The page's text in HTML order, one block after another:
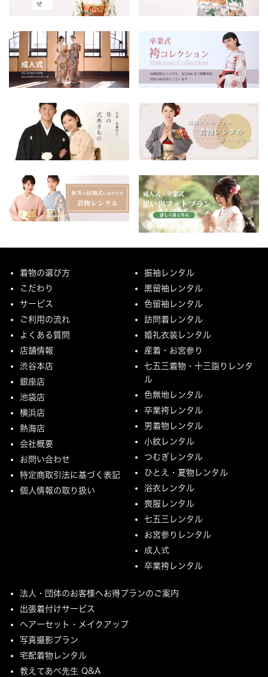
着物の選び方
こだわり
サービス
ご利用の流れ
よくある質問
店舗情報
渋谷本店
銀座店
池袋店
横浜店
熱海店
会社概要
お問い合わせ
特定商取引法に基づく表記
個人情報の取り扱い
振袖レンタル
黒留袖レンタル
色留袖レンタル
訪問着レンタル
婚礼衣装レンタル
産着・お宮参り
七五三着物・十三詣りレンタ
ル
色無地レンタル
卒業袴レンタル
男着物レンタル
小紋レンタル
つむぎレンタル
ひとえ・夏物レンタル
浴衣レンタル
喪服レンタル
七五三レンタル
お宮参りレンタル
成人式
卒業袴レンタル
法人・団体のお客様へお得プランのご案内
出張着付けサービス
ヘアーセット・メイクアップ
写真撮影プラン
宅配着物レンタル
教えてあべ先生 Q&A